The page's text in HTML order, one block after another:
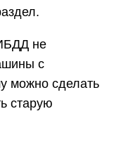
не
с
можно сделать
старую